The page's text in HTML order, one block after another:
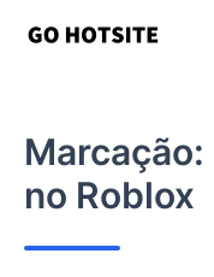
Marcação:
no Roblox